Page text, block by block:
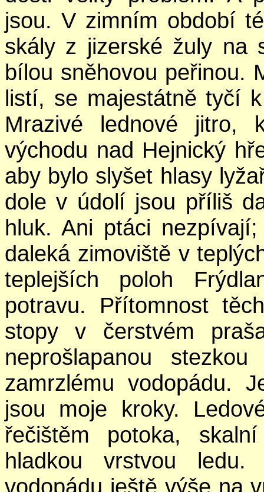
jsou. V zimním období
skály z jizerské žuly na
bílou sněhovou peřinou.
listí, se majestátně tyčí
Mrazivé lednové jitro,
východu nad Hejnický
aby bylo slyšet hlasy
dole v údolí jsou příliš
hluk. Ani ptáci
daleká zimoviště v
teplejších poloh
potravu. Přítomnost
stopy v čerstvém
neprošlapanou
zamrzlému vodopádu.
jsou moje kroky.
řečištěm potoka,
hladkou vrstvou
vodopádu ještě výše na